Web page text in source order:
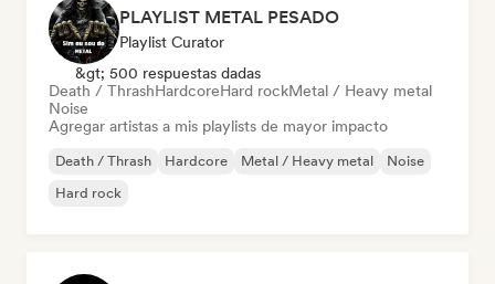
PLAYLIST METAL PESADO
Playlist Curator
&gt; 500 respuestas dadas
Death / ThrashHardcoreHard rockMetal / Heavy metal
Noise
Agregar artistas a mis playlists de mayor impacto
Death / Thrash Hardcore Metal / Heavy metal
Noise
Hard rock